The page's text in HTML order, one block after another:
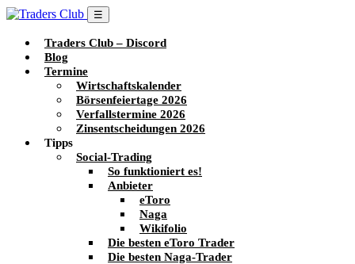
☰
Traders Club – Discord
Blog
Termine
Wirtschaftskalender
Börsenfeiertage 2026
Verfallstermine 2026
Zinsentscheidungen 2026
Tipps
Social-Trading
So funktioniert es!
Anbieter
eToro
Naga
Wikifolio
Die besten eToro Trader
Die besten Naga-Trader